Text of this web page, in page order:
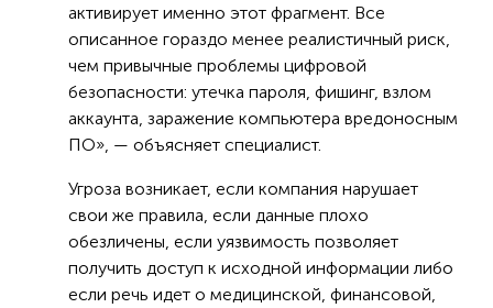
активирует именно этот фрагмент. Все
описанное гораздо менее реалистичный риск,
чем привычные проблемы цифровой
безопасности: утечка пароля, фишинг, взлом
аккаунта, заражение компьютера вредоносным
ПО», — объясняет специалист.
Угроза возникает, если компания нарушает
свои же правила, если данные плохо
обезличены, если уязвимость позволяет
получить доступ к исходной информации либо
если речь идет о медицинской, финансовой,